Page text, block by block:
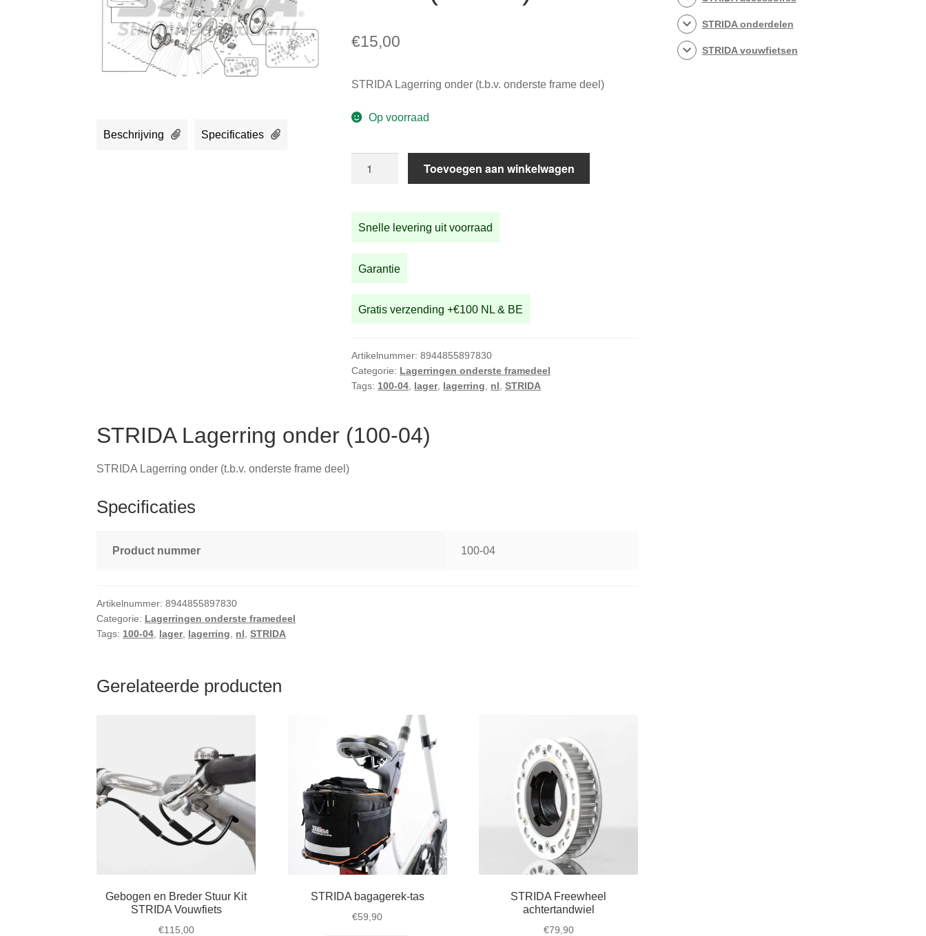
€15,00
STRIDA Lagerring onder (t.b.v. onderste frame deel)
Op voorraad
(100-
04)
Toevoegen aan winkelwagen
Snelle levering uit voorraad
Garantie
Gratis verzending +€100 NL & BE
Artikelnummer:8944855897830
Categorie: Lagerringen onderste framedeel
Tags: 100-04 lager, lagerring nl ,STRIDA
Beschrijving Specificaties
STRIDA Lagerring onder (100-04)
STRIDA Lagerring onder (t.b.v. onderste frame deel)
Specificaties
Product nummer 100-04
Artikelnummer:8944855897830
Categorie: Lagerringen onderste framedeel
Tags: 100-04, lager, lagerring, nl,STRIDA
Gerelateerde producten
Gebogen en Breder Stuur Kit
STRIDA Vouwfiets
€115,00
STRIDA bagagerek-tas
€59,90
STRIDA Freewheel
achtertandwiel
€79,90
STRIDA onderdelen
STRIDA vouwfietsen